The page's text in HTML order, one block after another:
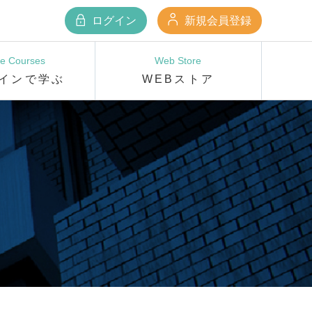
ログイン 新規会員登録
Courses
ンで学ぶ
Web Store
WEBストア